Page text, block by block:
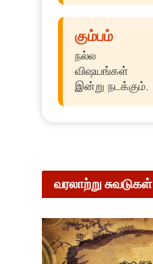
கும்பம்
நல்ல
விஷயங்கள்
இன்று நடக்கும்.
வரலாற்று சுவடுகள்